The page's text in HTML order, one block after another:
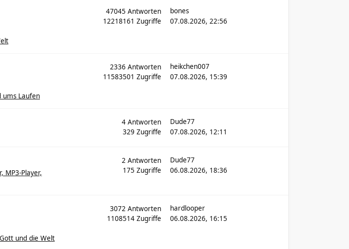
47045Antworten
12218161Zugriffe
bones
07.08.2026, 22:56
ums Laufen
2336Antworten
11583501Zugriffe
heikchen007
07.08.2026, 15:39
4Antworten
329Zugriffe
Dude77
07.08.2026, 12:11
MP3-Player,
2Antworten
175Zugriffe
Dude77
06.08.2026, 18:36
und die Welt
3072Antworten
1108514Zugriffe
hardlooper
06.08.2026, 16:15